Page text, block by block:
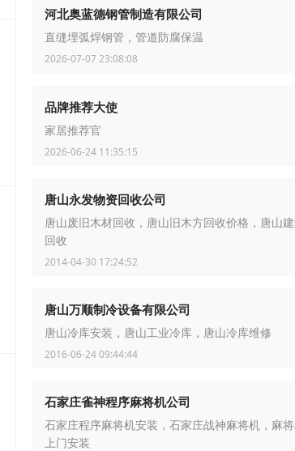
河北奥蓝德钢管制造有限公司
直缝埋弧焊钢管，管道防腐保温
2026-07-07 23:08:08
品牌推荐大使
家居推荐官
2026-06-24 11:35:15
唐山永发物资回收公司
唐山废旧木材回收，唐山旧木方回收价格，唐山
回收
2014-04-30 17:24:52
唐山万顺制冷设备有限公司
唐山冷库安装，唐山工业冷库，唐山冷库维修
2016-06-24 09:44:44
石家庄雀神程序麻将机公司
石家庄程序麻将机安装，石家庄战神麻将机，麻
上门安装